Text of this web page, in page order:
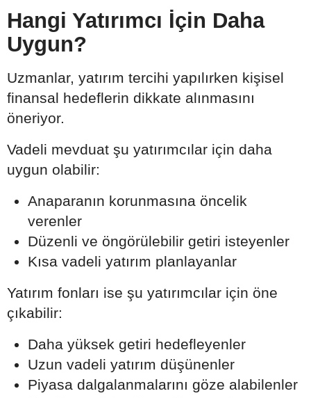
Hangi Yatırımcı İçin Daha
Uygun?
Uzmanlar, yatırım tercihi yapılırken kişisel
finansal hedeflerin dikkate alınmasını
öneriyor.
Vadeli mevduat şu yatırımcılar için daha
uygun olabilir:
Anaparanın korunmasına öncelik
verenler
Düzenli ve öngörülebilir getiri isteyenler
Kısa vadeli yatırım planlayanlar
Yatırım fonları ise şu yatırımcılar için öne
çıkabilir:
Daha yüksek getiri hedefleyenler
Uzun vadeli yatırım düşünenler
Piyasa dalgalanmalarını göze alabilenler